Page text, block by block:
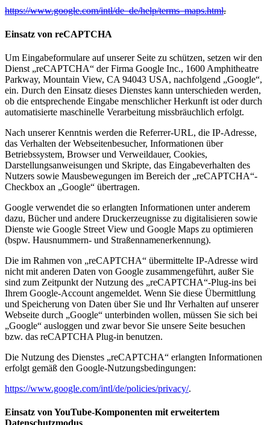
https://www.google.com/intl/de_de/help/terms_maps.html.
Einsatz von reCAPTCHA
Um Eingabeformulare auf unserer Seite zu schützen, setzen wir den
Dienst „reCAPTCHA“ der Firma Google Inc., 1600 Amphitheatre
Parkway, Mountain View, CA 94043 USA, nachfolgend „Google“,
ein. Durch den Einsatz dieses Dienstes kann unterschieden werden,
ob die entsprechende Eingabe menschlicher Herkunft ist oder durch
automatisierte maschinelle Verarbeitung missbräuchlich erfolgt.
Nach unserer Kenntnis werden die Referrer-URL, die IP-Adresse,
das Verhalten der Webseitenbesucher, Informationen über
Betriebssystem, Browser und Verweildauer, Cookies,
Darstellungsanweisungen und Skripte, das Eingabeverhalten des
Nutzers sowie Mausbewegungen im Bereich der „reCAPTCHA“-
Checkbox an „Google“ übertragen.
Google verwendet die so erlangten Informationen unter anderem
dazu, Bücher und andere Druckerzeugnisse zu digitalisieren sowie
Dienste wie Google Street View und Google Maps zu optimieren
(bspw. Hausnummern- und Straßennamenerkennung).
Die im Rahmen von „reCAPTCHA“ übermittelte IP-Adresse wird
nicht mit anderen Daten von Google zusammengeführt, außer Sie
sind zum Zeitpunkt der Nutzung des „reCAPTCHA“-Plug-ins bei
Ihrem Google-Account angemeldet. Wenn Sie diese Übermittlung
und Speicherung von Daten über Sie und Ihr Verhalten auf unserer
Webseite durch „Google“ unterbinden wollen, müssen Sie sich bei
„Google“ ausloggen und zwar bevor Sie unsere Seite besuchen
bzw. das reCAPTCHA Plug-in benutzen.
Die Nutzung des Dienstes „reCAPTCHA“ erlangten Informationen
erfolgt gemäß den Google-Nutzungsbedingungen:
https://www.google.com/intl/de/policies/privacy/.
Einsatz von YouTube-Komponenten mit erweitertem